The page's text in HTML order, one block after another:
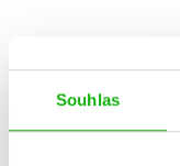
Souhlas